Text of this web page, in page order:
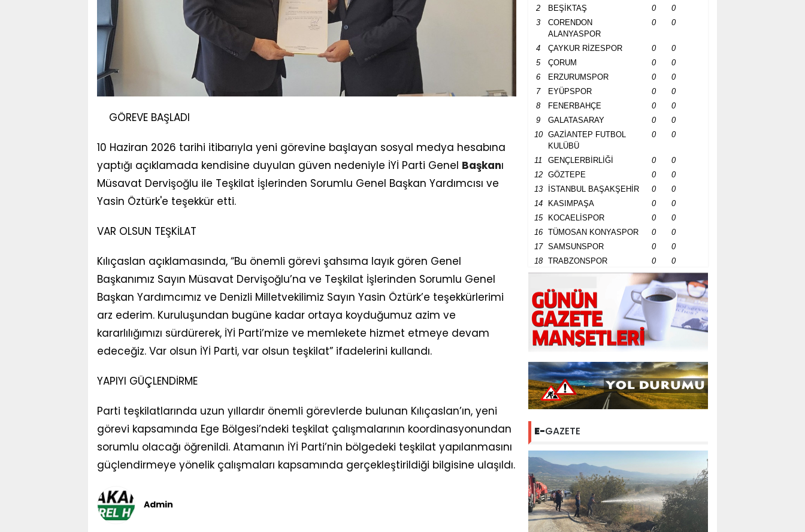
GÖREVE BAŞLADI
10 Haziran 2026 tarihi itibarıyla yeni görevine başlayan sosyal medya hesabına
yaptığı açıklamada kendisine duyulan güven nedeniyle İYİ Parti Genel Başkanı
Müsavat Dervişoğlu ile Teşkilat İşlerinden Sorumlu Genel Başkan Yardımcısı ve
Yasin Öztürk'e teşekkür etti.
VAR OLSUN TEŞKİLAT
Kılıçaslan açıklamasında, “Bu önemli görevi şahsıma layık gören Genel
Başkanımız Sayın Müsavat Dervişoğlu’na ve Teşkilat İşlerinden Sorumlu Genel
Başkan Yardımcımız ve Denizli Milletvekilimiz Sayın Yasin Öztürk’e teşekkürlerimi
arz ederim. Kuruluşundan bugüne kadar ortaya koyduğumuz azim ve
kararlılığımızı sürdürerek, İYİ Parti’mize ve memlekete hizmet etmeye devam
edeceğiz. Var olsun İYİ Parti, var olsun teşkilat” ifadelerini kullandı.
YAPIYI GÜÇLENDİRME
Parti teşkilatlarında uzun yıllardır önemli görevlerde bulunan Kılıçaslan’ın, yeni
görevi kapsamında Ege Bölgesi’ndeki teşkilat çalışmalarının koordinasyonundan
sorumlu olacağı öğrenildi. Atamanın İYİ Parti’nin bölgedeki teşkilat yapılanmasını
güçlendirmeye yönelik çalışmaları kapsamında gerçekleştirildiği bilgisine ulaşıldı.
Admin
2 BEŞİKTAŞ 0
0
3
CORENDON
ALANYASPOR
0 0
4 ÇAYKUR RİZESPOR 0
0
5
ÇORUM 0
0
6
ERZURUMSPOR 0
0
7
EYÜPSPOR 0
0
8
FENERBAHÇE 0
0
9
GALATASARAY 0
0
10
GAZİANTEP FUTBOL
KULÜBÜ
0 0
11 GENÇLERBİRLİĞİ 0
0
12
GÖZTEPE 0
0
13
İSTANBUL BAŞAKŞEHİR 0
0
14
KASIMPAŞA 0
0
15
KOCAELİSPOR 0
0
16
TÜMOSAN KONYASPOR 0
0
17
SAMSUNSPOR 0
0
18
TRABZONSPOR 0 0
E-GAZETE